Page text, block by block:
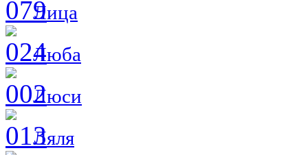
Лица
Люба
Люси
Ляля